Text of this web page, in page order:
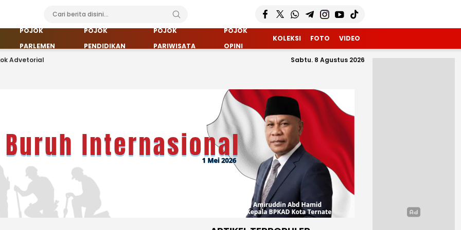
POJOK
PARLEMEN
POJOK
PENDIDIKAN
POJOK
PARIWISATA
POJOK
OPINI
KOLEKSI FOTO VIDEO
Advetorial Sabtu. 8 Agustus 2026